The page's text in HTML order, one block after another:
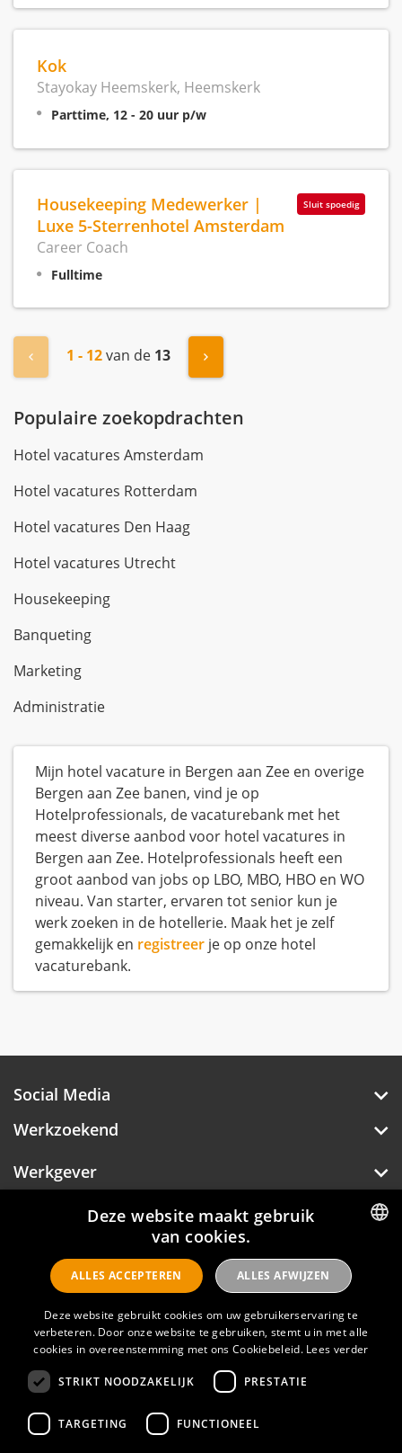
Kok
Stayokay Heemskerk, Heemskerk
Parttime, 12 - 20 uur p/w
Sluit spoedig
Housekeeping Medewerker |
Luxe 5-Sterrenhotel Amsterdam
Career Coach
Fulltime
« Vorige1 - 12van de 13 Volgende »
Populaire zoekopdrachten
Hotel vacatures Amsterdam
Hotel vacatures Rotterdam
Hotel vacatures Den Haag
Hotel vacatures Utrecht
Housekeeping
Banqueting
Marketing
Administratie
Mijn hotel vacature in Bergen aan Zee en overige
Bergen aan Zee banen, vind je op
Hotelprofessionals, de vacaturebank met het
meest diverse aanbod voor hotel vacatures in
Bergen aan Zee. Hotelprofessionals heeft een
groot aanbod van jobs op LBO, MBO, HBO en WO
niveau. Van starter, ervaren tot senior kun je
werk zoeken in de hotellerie. Maak het je zelf
gemakkelijk en registreer je op onze hotel
vacaturebank.
Social Media
Werkzoekend
Werkgever
Over Hotelprofessionals
Hotelprofessionals
FAQ
Privacyverklaring
Contact
DUTCH
ENGLISH
Deze website maakt gebruik
van cookies.
Deze website gebruikt cookies om uw gebruikerservaring te
verbeteren. Door onze website te gebruiken, stemt u in met alle
cookies in overeenstemming met ons Cookiebeleid. Lees verder
STRIKT NOODZAKELIJK PRESTATIE
TARGETING FUNCTIONEEL
ALLES ACCEPTEREN ALLES AFWIJZEN